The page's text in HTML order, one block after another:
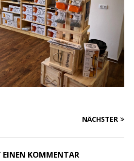
NÄCHSTER
EINEN KOMMENTAR